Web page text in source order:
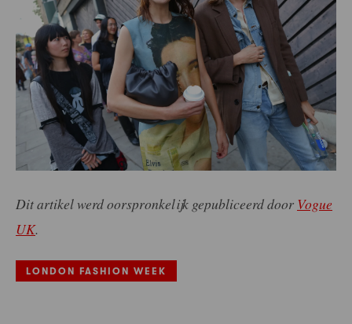
Dit artikel werd oorspronkelijk gepubliceerd door Vogue
UK.
LONDON FASHION WEEK